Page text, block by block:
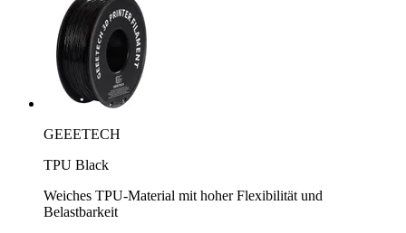
GEEETECH
TPU Black
Weiches TPU-Material mit hoher Flexibilität und
Belastbarkeit